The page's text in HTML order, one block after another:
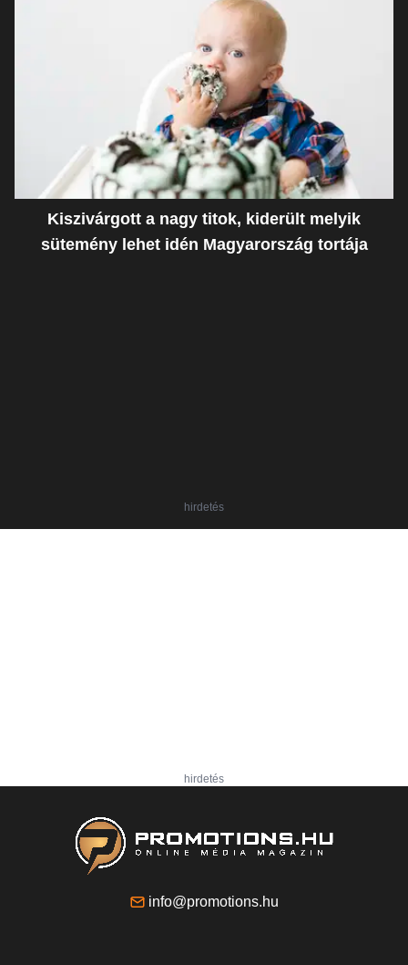
Kiszivárgott a nagy titok, kiderült melyik
sütemény lehet idén Magyarország tortája
hirdetés
hirdetés
info@promotions.hu